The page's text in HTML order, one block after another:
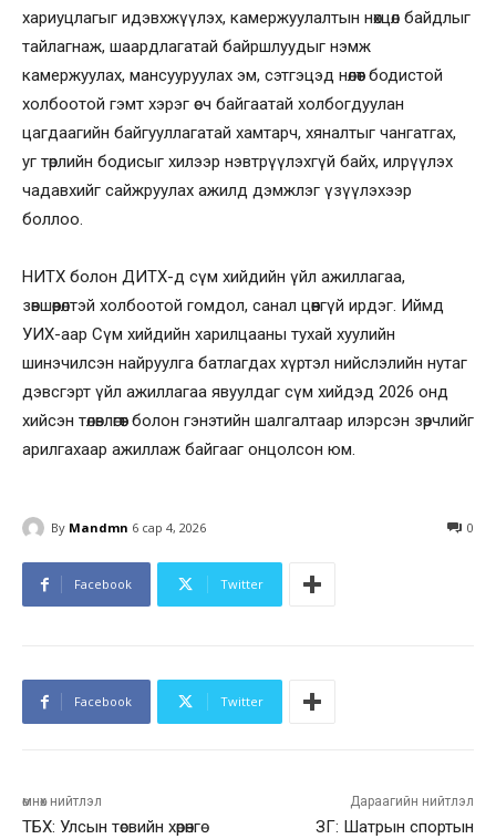
хариуцлагыг идэвхжүүлэх, камержуулалтын нөхцөл байдлыг
тайлагнаж, шаардлагатай байршлуудыг нэмж
камержуулах, мансууруулах эм, сэтгэцэд нөлөөт бодистой
холбоотой гэмт хэрэг өсч байгаатай холбогдуулан
цагдаагийн байгууллагатай хамтарч, хяналтыг чангатгах,
уг төрлийн бодисыг хилээр нэвтрүүлэхгүй байх, илрүүлэх
чадавхийг сайжруулах ажилд дэмжлэг үзүүлэхээр
боллоо.
НИТХ болон ДИТХ-д сүм хийдийн үйл ажиллагаа,
зөвшөөрөлтэй холбоотой гомдол, санал цөөнгүй ирдэг. Иймд
УИХ-аар Сүм хийдийн харилцааны тухай хуулийн
шинэчилсэн найруулга батлагдах хүртэл нийслэлийн нутаг
дэвсгэрт үйл ажиллагаа явуулдаг сүм хийдэд 2026 онд
хийсэн төлөвлөгөөт болон гэнэтийн шалгалтаар илэрсэн зөрчлийг
арилгахаар ажиллаж байгааг онцолсон юм.
By Mandmn 6 сар 4, 2026 0
Facebook Twitter
Facebook Twitter
өмнөх нийтлэл
ТБХ: Улсын төсвийн хөрөнгө
Дараагийн нийтлэл
ЗГ: Шатрын спортын